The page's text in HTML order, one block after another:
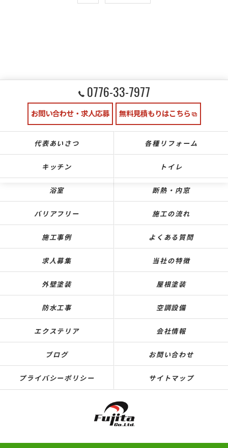
0776-33-7977
お問い合わせ・求人応募 無料見積もりはこちら
代表あいさつ 各種リフォーム
キッチン トイレ
浴室 断熱・内窓
バリアフリー 施工の流れ
施工事例 よくある質問
求人募集 当社の特徴
外壁塗装 屋根塗装
防水工事 空調設備
エクステリア 会社情報
ブログ お問い合わせ
プライバシーポリシー サイトマップ